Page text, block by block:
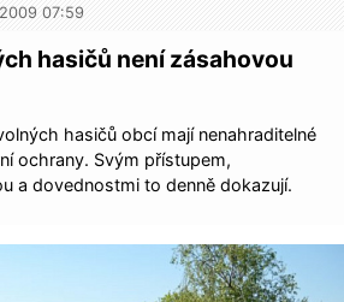
07:59
hasičů není zásahovou
hasičů obcí mají nenahraditelné
ochrany. Svým přístupem,
a dovednostmi to denně dokazují.